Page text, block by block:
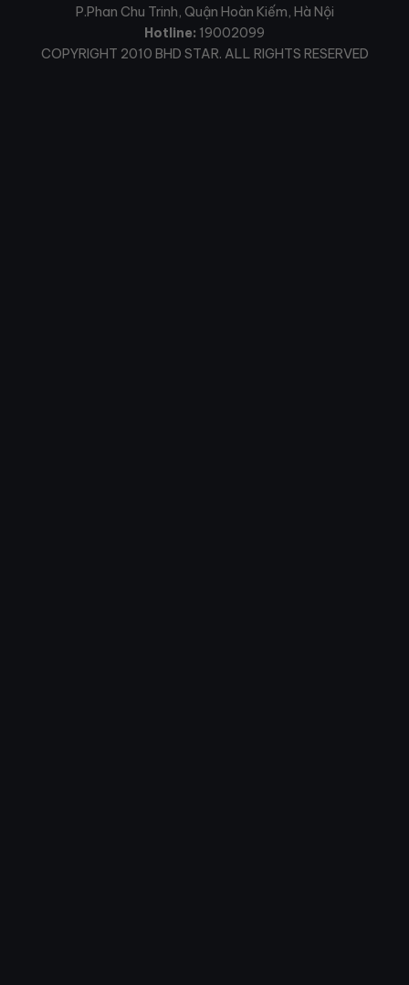
P.Phan Chu Trinh, Quận Hoàn Kiếm, Hà Nội
Hotline: 19002099
COPYRIGHT 2010 BHD STAR. ALL RIGHTS RESERVED